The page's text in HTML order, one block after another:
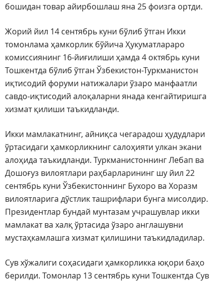
бошидан товар айирбошлаш яна 25 фоизга ортди.
Жорий йил 14 сентябрь куни бўлиб ўтган Икки
томонлама ҳамкорлик бўйича Ҳукуматлараро
комиссиянинг 16-йиғилиши ҳамда 4 октябрь куни
Тошкентда бўлиб ўтган Ўзбекистон-Туркманистон
иқтисодий форуми натижалари ўзаро манфаатли
савдо-иқтисодий алоқаларни янада кенгайтиришга
хизмат қилиши таъкидланди.
Икки мамлакатнинг, айниқса чегарадош ҳудудлари
ўртасидаги ҳамкорликнинг салоҳияти улкан экани
алоҳида таъкидланди. Туркманистоннинг Лебап ва
Дошоғуз вилоятлари раҳбарларининг шу йил 22
сентябрь куни Ўзбекистоннинг Бухоро ва Хоразм
вилоятларига дўстлик ташрифлари бунга мисолдир.
Президентлар бундай мунтазам учрашувлар икки
мамлакат ва халқ ўртасида ўзаро англашувни
мустаҳкамлашга хизмат қилишини таъкидладилар.
Сув хўжалиги соҳасидаги ҳамкорликка юқори баҳо
берилди. Томонлар 13 сентябрь куни Тошкентда Сув